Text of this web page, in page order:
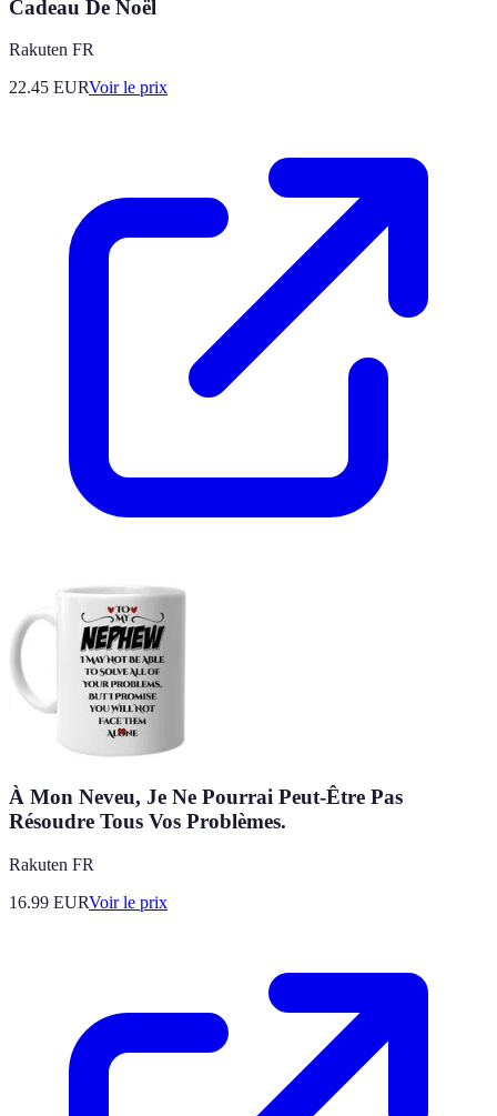
Cadeau De Noël
Rakuten FR
22.45 EURVoir le prix
À Mon Neveu, Je Ne Pourrai Peut-Être Pas
Résoudre Tous Vos Problèmes.
Rakuten FR
16.99 EURVoir le prix